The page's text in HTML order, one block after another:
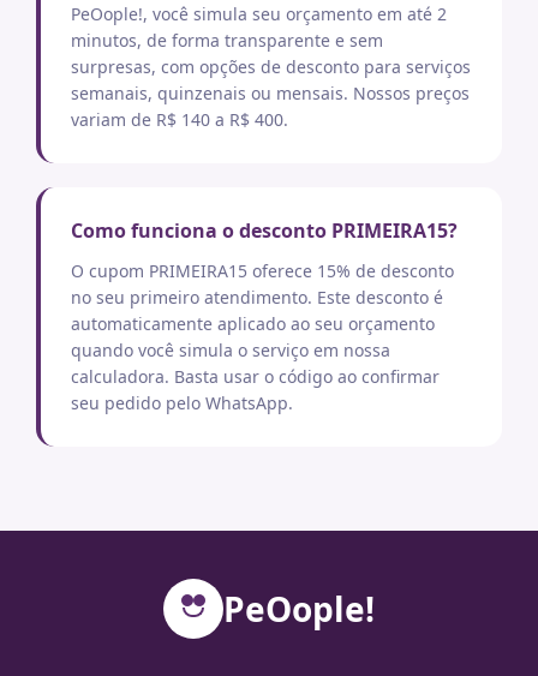
PeOople!, você simula seu orçamento em até 2
minutos, de forma transparente e sem
surpresas, com opções de desconto para serviços
semanais, quinzenais ou mensais. Nossos preços
variam de R$ 140 a R$ 400.
Como funciona o desconto PRIMEIRA15?
O cupom PRIMEIRA15 oferece 15% de desconto
no seu primeiro atendimento. Este desconto é
automaticamente aplicado ao seu orçamento
quando você simula o serviço em nossa
calculadora. Basta usar o código ao confirmar
seu pedido pelo WhatsApp.
PeOople!